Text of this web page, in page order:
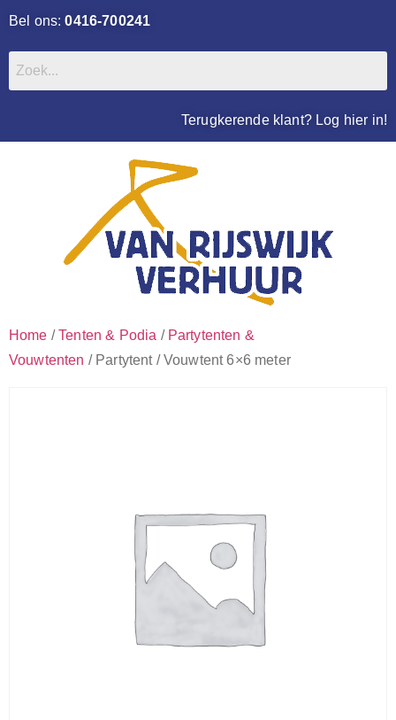
Bel ons:0416-700241
Terugkerende klant? Log hier in!
Home /Tenten & Podia / Partytenten &
Vouwtenten / Partytent / Vouwtent 6×6 meter